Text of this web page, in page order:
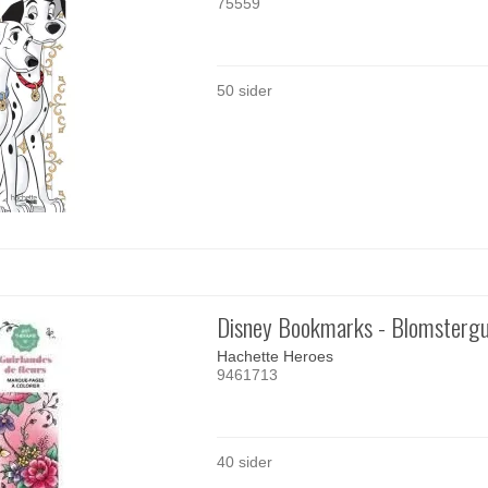
50 sider
Disney Bookmarks -
Hachette Heroes
9461713
40 sider